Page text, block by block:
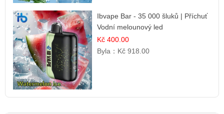
Ibvape Bar - 35 000 šluků | Příchuť
Vodní melounový led
Kč 400.00
Byla： Kč 918.00